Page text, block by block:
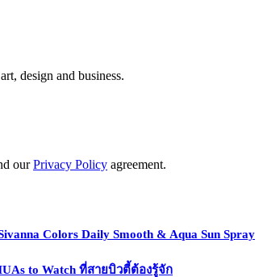
design and business.
ourPrivacy Policy agreement.
Colors Daily Smooth & Aqua Sun Spray
to Watch ที่สายบิวตี้ต้องรู้จัก